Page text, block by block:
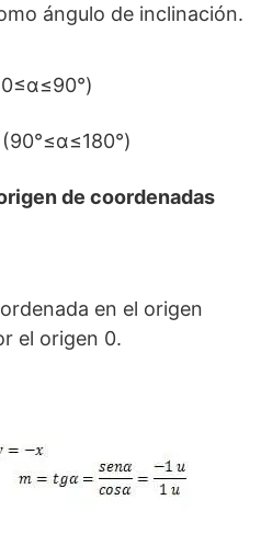
ángulo de inclinación.
de coordenadas
en el origen
el origen 0.